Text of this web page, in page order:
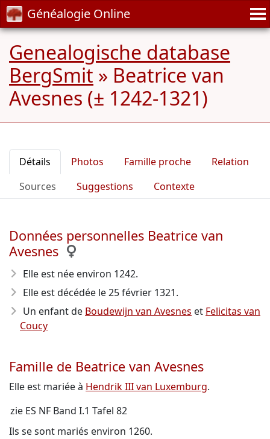
Généalogie Online
Genealogische database
BergSmit » Beatrice van
Avesnes (± 1242-1321)
Détails Photos Famille proche
Relation
Sources
Suggestions Contexte
Données personnelles Beatrice van
Avesnes
Elle est née environ 1242.
Elle est décédée le 25 février 1321.
Un enfant de Boudewijn van Avesnes et Felicitas van
Coucy
Famille de Beatrice van Avesnes
Elle est mariée à Hendrik III van Luxemburg.
zie ES NF Band I.1 Tafel 82
Ils se sont mariés environ 1260.